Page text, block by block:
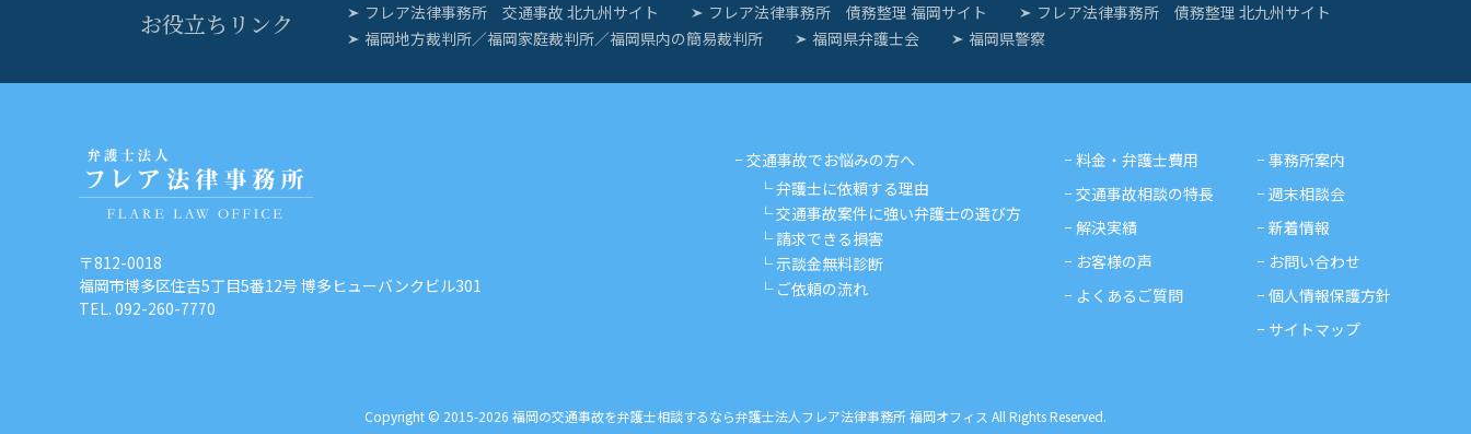
お役立ちリンク フレア法律事務所 交通事故 北九州サイト フレア法律事務所 債務整理 福岡サイト
フレア法律事務所 債務整理 北九州サイト
福岡地方裁判所／福岡家庭裁判所／福岡県内の簡易裁判所
福岡県弁護士会 福岡県警察
〒812-0018
福岡市博多区住吉5丁目5番12号 博多ヒューバンクビル301
TEL. 092-260-7770
交通事故でお悩みの方へ
弁護士に依頼する理由
交通事故案件に強い弁護士の選び方
請求できる損害
示談金無料診断
ご依頼の流れ
料金・弁護士費用
交通事故相談の特長
解決実績
お客様の声
よくあるご質問
事務所案内
週末相談会
新着情報
お問い合わせ
個人情報保護方針
サイトマップ
Copyright © 2015-2026 福岡の交通事故を弁護士相談するなら弁護士法人フレア法律事務所 福岡オフィス All Rights Reserved.